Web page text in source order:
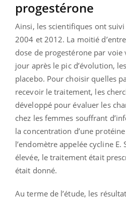
progestérone
Ainsi, les scientifiques ont
2004 et 2012. La moitié
dose de progestérone par
jour après le pic d’évolution,
placebo. Pour choisir quelles
recevoir le traitement, les
développé pour évaluer les
chez les femmes souffrant
la concentration d’une
l’endomètre appelée cycline E.
élevée, le traitement était
était donné.
Au terme de l’étude, les